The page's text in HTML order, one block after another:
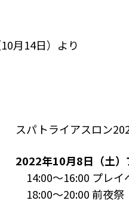
月14日）より
スパトライアスロン
2022年10月8日（土
14:00～16:00 プレイ
18:00～20:00 前夜祭